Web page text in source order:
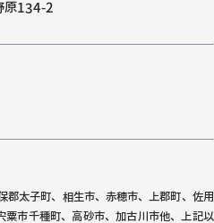
原134-2
郡太子町、相生市、赤穂市、上郡町、佐用
粟市千種町、高砂市、加古川市他、上記以